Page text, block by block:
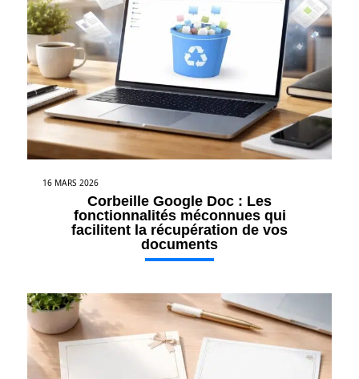
16 MARS 2026
Corbeille Google Doc : Les
fonctionnalités méconnues qui
facilitent la récupération de vos
documents